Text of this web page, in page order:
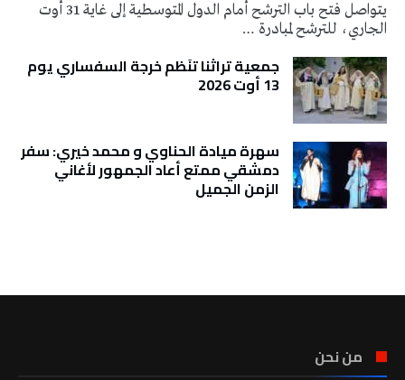
يتواصل فتح باب الترشح أمام الدول المتوسطية إلى غاية 31 أوت
الجاري، للترشح لمبادرة …
جمعية تراثنا تنَظم خرجة السفساري يوم
13 أوت 2026
سهرة ميادة الحناوي و محمد خيري: سفر
دمشقي ممتع أعاد الجمهور لأغاني
الزمن الجميل
من نحن